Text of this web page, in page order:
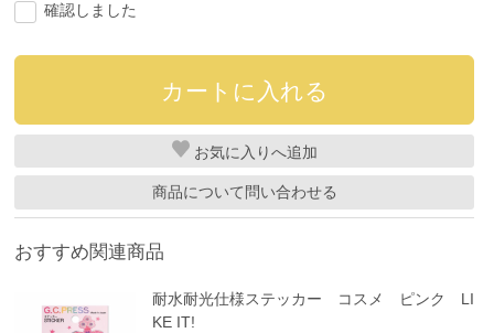
確認しました
お気に入り
商品について問い合わせる
おすすめ関連商品
耐水耐光仕様ステッカー コスメ ピンク LI
KE IT!